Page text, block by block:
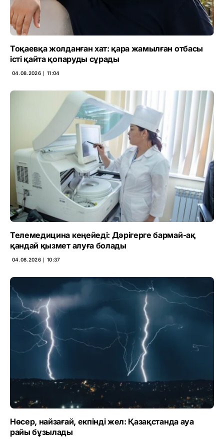
Тоқаевқа жолданған хат: қара жамылған отбасы
істі қайта қопаруды сұрады
04.08.2026 ∣ 11:04
Телемедицина кеңейеді: Дәрігерге бармай-ақ
қандай қызмет алуға болады
04.08.2026 ∣ 10:37
Нөсер, найзағай, екпінді жел: Қазақстанда ауа
райы бұзылады